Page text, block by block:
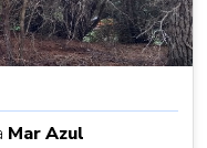
Mar Azul